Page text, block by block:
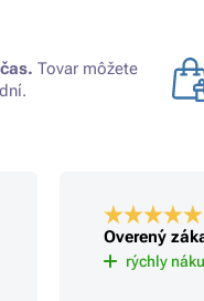
Tovar môžete
Overený
rýchly